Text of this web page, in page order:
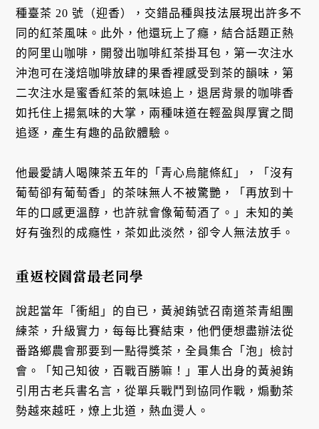
種臺茶 20 號（迎香），交錯品種與技法展現出許多不
同的紅茶風味。此外，他還玩上了癮，結合話題正熱
的阿里山咖啡，開發出咖啡紅茶掛耳包，第一次注水
沖泡可在淺焙咖啡放肆的果香裡感受到茶的韻味，第
二次注水是蜜香紅茶的氣味追上，退居背景的咖啡香
如托住上揚氣味的大掌，兩種味道在輕盈與厚實之間
追逐，產生有趣的品飲體驗。
他最愛請人喝陳茶五年的「青心烏龍條紅」，「沒有
葡萄卻有葡萄香」的茶味無人不被驚艷，「再放到十
年的口感更溫醇，也許就會像葡萄酒了。」未知的美
好有強烈的成癮性，茶如此淡然，卻令人無法放手。
重返校園當最老同學
說起當年「衝組」的自已，黃昶銪號召南道茶青組團
練茶，升級實力，每每比賽結束，他們便想盡辦法從
番路鄉農會那要到一點得獎茶，全員集合「泡」檢討
會。「知己知彼，百戰百勝嘛！」軍人出身的黃昶銪
引用古老兵書名言，從單兵戰鬥到協同作戰，煽動茶
勢越來越旺，燎上北道，熱血燙人。